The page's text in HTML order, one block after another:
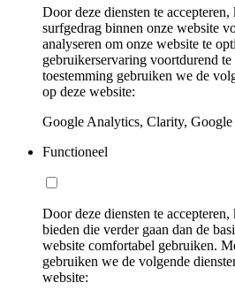
Door deze diensten te
surfgedrag binnen onze website
analyseren om onze website te
gebruikerservaring voortdurend
toestemming gebruiken we de
op deze website:
Google Analytics, Clarity,
Functioneel
Door deze diensten te
bieden die verder gaan dan de
website comfortabel gebruiken.
gebruiken we de volgende
website: